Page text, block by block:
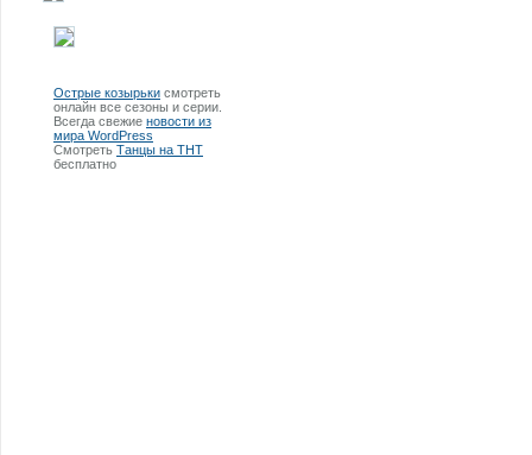
Острые козырьки смотреть
онлайн все сезоны и серии.
Всегда свежие новости из
мира WordPress
Смотреть Танцы на ТНТ
бесплатно